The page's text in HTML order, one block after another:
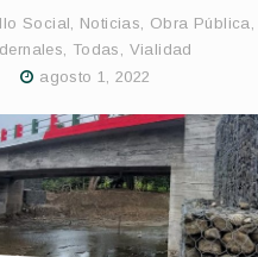
Social, Noticias, Obra Pública,
, Todas , Vialidad
agosto 1, 2022